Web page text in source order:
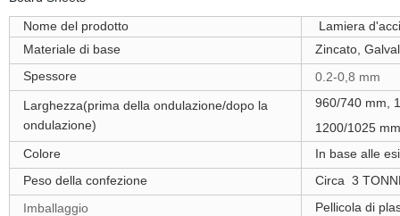
Nome del prodotto
Lamiera
Materiale di base
Zincato,
Spessore
0.2-0,8 mm
Larghezza(prima della ondulazione/dopo la
ondulazione)
960/740 mm ,
1200/1025 mm
Colore
In base alle
Peso della confezione
Circa 3
Imballaggio
Pellicola di